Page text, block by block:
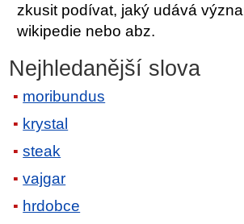
zkusit podívat, jaký udává
wikipedie nebo abz.
Nejhledanější slova
moribundus
krystal
steak
vajgar
hrdobce